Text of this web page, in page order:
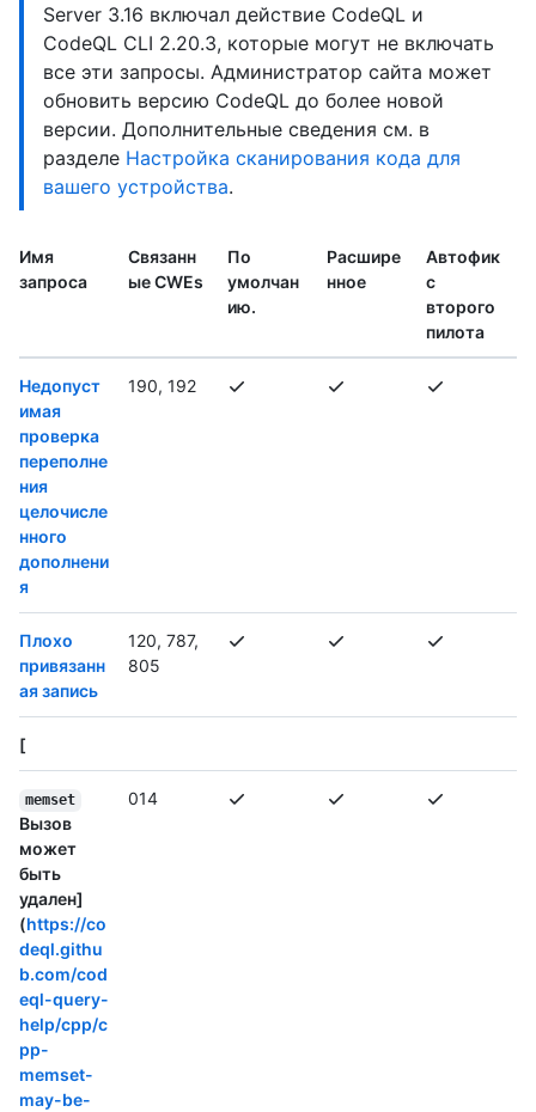
Server 3.16 включал действие CodeQL и
CodeQL CLI 2.20.3, которые могут не включать
все эти запросы. Администратор сайта может
обновить версию CodeQL до более новой
версии. Дополнительные сведения см. в
разделе Настройка сканирования кода для
вашего устройства.
Имя
запроса
Связанн
ые CWEs
По
умолчан
ию.
Расшире
нное
Автофик
с
второго
пилота
Недопуст
имая
проверка
переполне
ния
целочисле
нного
дополнени
я
190, 192
Плохо
привязанн
ая запись
120, 787,
805
[
memset
Вызов
может
быть
удален]
(https://co
deql.githu
b.com/cod
eql-query-
help/cpp/c
pp-
memset-
may-be-
014